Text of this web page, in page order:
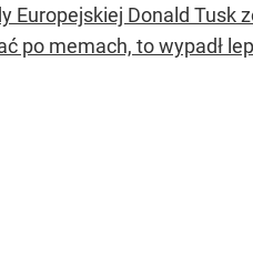
Europejskiej Donald Tusk
po memach, to wypadł